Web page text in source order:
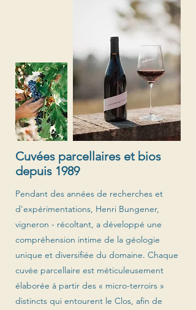
Cuvées parcellaires et bios
depuis 1989
Pendant des années de recherches et
d'expérimentations, Henri Bungener,
vigneron - récoltant, a développé une
compréhension intime de la géologie
unique et diversifiée du domaine. Chaque
cuvée parcellaire est méticuleusement
élaborée à partir des « micro-terroirs »
distincts qui entourent le Clos, afin de